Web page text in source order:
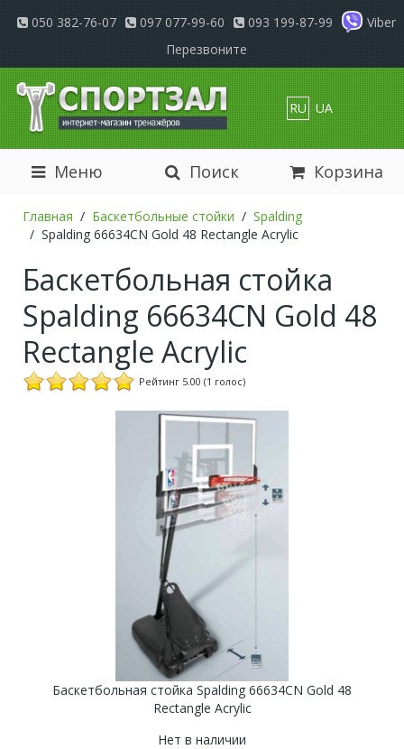
050 382-76-07 097 077-99-60 093 199-87-99
Viber
Перезвоните
RU UA
Меню Поиск Корзина
Главная Баскетбольные стойки
Spalding
Spalding 66634CN Gold 48 Rectangle Acrylic
Баскетбольная стойка
Spalding 66634CN Gold 48
Rectangle Acrylic
Рейтинг 5.00 (1 голос)
Баскетбольная стойка Spalding 66634CN Gold 48
Rectangle Acrylic
Нет в наличии